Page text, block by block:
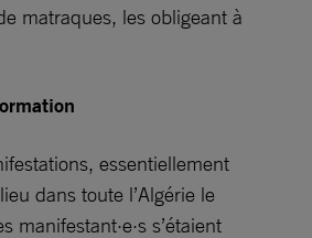
matraques, les obligeant à
essentiellement
dans toute l’Algérie le
manifestant·e·s s’étaient